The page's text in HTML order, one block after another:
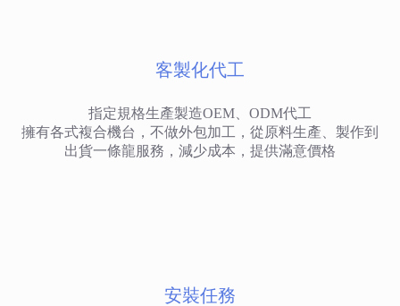
客製化代工
指定規格生產製造OEM、ODM代工
擁有各式複合機台，不做外包加工，從原料生產、製作到
出貨一條龍服務，減少成本，提供滿意價格
安裝任務